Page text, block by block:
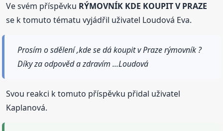
Ve svém příspěvku RÝMOVNÍK KDE KOUPIT V PRAZE
se k tomuto tématu vyjádřil uživatel Loudová Eva.
Prosím o sdělení ,kde se dá koupit v Praze rýmovník ?
Díky za odpověd a zdravím ...Loudová
Svou reakci k tomuto příspěvku přidal uživatel
Kaplanová.